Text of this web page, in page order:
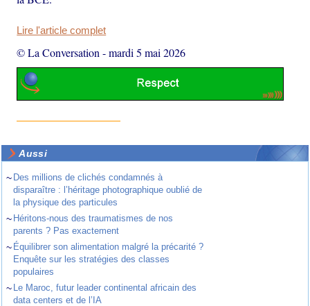
Lire l'article complet
© La Conversation -mardi 5 mai 2026
Aussi
~ Des millions de clichés condamnés à
disparaître : l’héritage photographique oublié de
la physique des particules
~ Héritons-nous des traumatismes de nos
parents ? Pas exactement
~ Équilibrer son alimentation malgré la précarité ?
Enquête sur les stratégies des classes
populaires
~ Le Maroc, futur leader continental africain des
data centers et de l’IA